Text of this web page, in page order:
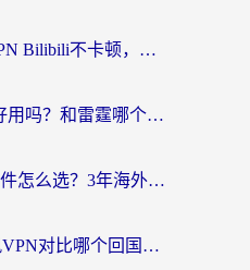
海外党必看：用对VPN Bilibili不卡顿，英国玩国内游戏也丝滑——2026回国加速器选择指南
海外党实测：Malus好用吗？和雷霆哪个好？+ 3款热门加速器深度对比
国外穿越回国内的软件怎么选？3年海外党亲测实用指南，告别地域限制
ChickCN VPN和旋风VPN对比哪个回国效果更好？海外党实测回国内网神器指南